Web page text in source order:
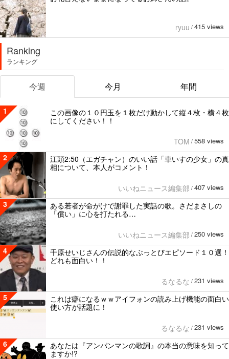
ryuu / 415 views
Ranking
ランキング
今週 今月 年間
1
この画像の１０円玉を１枚だけ動かして縦４枚・横４枚
にしてください！！
TOM / 558 views
2
江頭2:50（エガチャン）のいい話「車いすの少女」の真
相について、本人がコメント！
いいねニュース編集部 / 407 views
3
ある若者が命がけで謝罪した実話の歌。さだまさしの
「償い」に心を打たれる…
いいねニュース編集部 / 250 views
4
千原せいじさんの伝説的なぶっとびエピソード１０選！
どれも面白い！！
るなるな / 231 views
5
これは癖になるｗｗアイフォンの読み上げ機能の面白い
使い方が話題に！
るなるな / 231 views
6
あなたは『アンパンマンの歌詞』の本当の意味を知って
ますか!?